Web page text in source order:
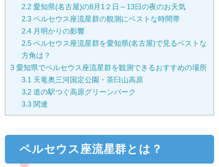
2.2愛知県(名古屋)の8月1２日～13日の夜のお天気
2.3ペルセウス座流星群の観測にベストな時間帯
2.4月明かりの影響
2.5ペルセウス座流星群を愛知県(名古屋)で見るベストな
方角は？
3 愛知県でペルセウス座流星群を観測できるおすすめの場所
3.1 天竜奥三河国定公園・茶臼山高原
3.2道の駅つぐ高原グリーンパーク
3.3関連
ペルセウス座流星群とは？